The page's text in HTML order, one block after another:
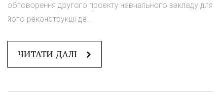
обговорення другого проєкту навчального закладу для
його реконструкції де...
ЧИТАТИ ДАЛІ